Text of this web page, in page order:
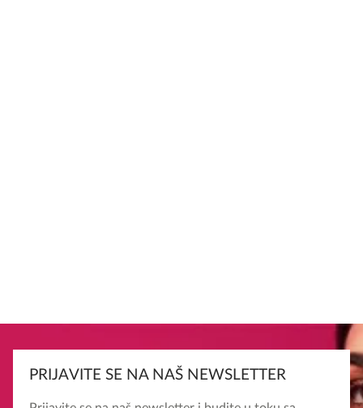
PRIJAVITE SE NA NAŠ NEWSLETTER